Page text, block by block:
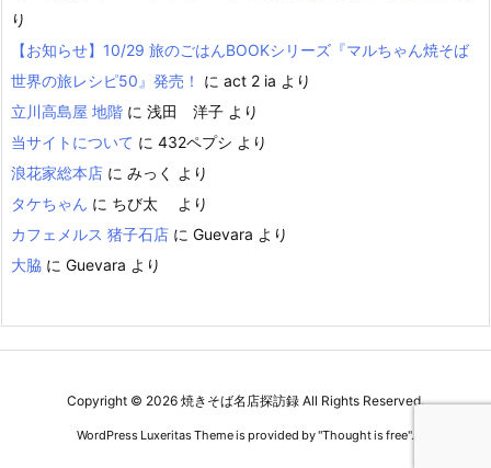
り
【お知らせ】10/29 旅のごはんBOOKシリーズ『マルちゃん焼そば
世界の旅レシピ50』発売！
に act 2 ia より
立川高島屋 地階 に 浅田 洋子 より
当サイトについて に 432ペプシ より
浪花家総本店 に みっく
より
タケちゃん に ちび太
より
カフェメルス 猪子石店 に Guevara より
大脇 に Guevara より
Copyright © 2026 焼きそば名店探訪録 All Rights Reserved.
WordPress Luxeritas Theme is provided by "Thought is free".